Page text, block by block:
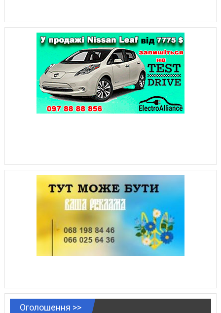
Оголошення >>